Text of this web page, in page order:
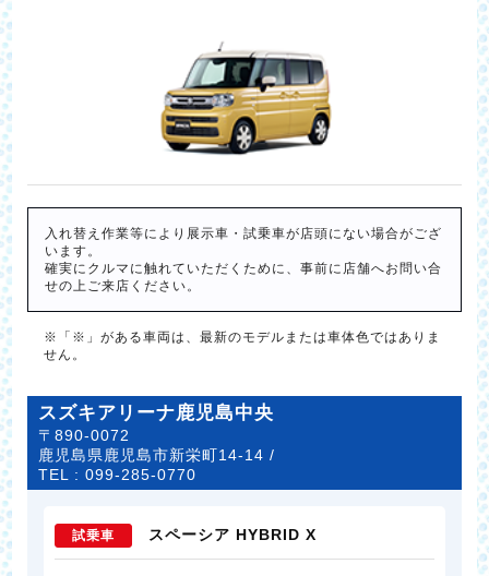
入れ替え作業等により展示車・試乗車が店頭にない場合がござ
います。
確実にクルマに触れていただくために、事前に店舗へお問い合
せの上ご来店ください。
※「※」がある車両は、最新のモデルまたは車体色ではありま
せん。
スズキアリーナ鹿児島中央
〒890-0072
鹿児島県鹿児島市新栄町14-14 /
TEL :099-285-0770
試乗車 スペーシア HYBRID X